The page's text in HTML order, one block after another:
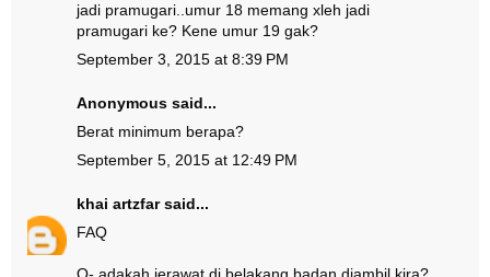
jadi pramugari..umur 18 memang xleh jadi
pramugari ke? Kene umur 19 gak?
September 3, 2015 at 8:39 PM
Anonymous said...
Berat minimum berapa?
September 5, 2015 at 12:49 PM
khai artzfarsaid...
FAQ